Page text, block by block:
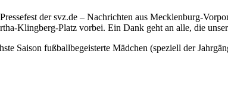
der svz.de – Nachrichten aus Mecklenburg-
Klingberg-Platz vorbei. Ein Dank geht an alle, die
Saison fußballbegeisterte Mädchen (speziell der